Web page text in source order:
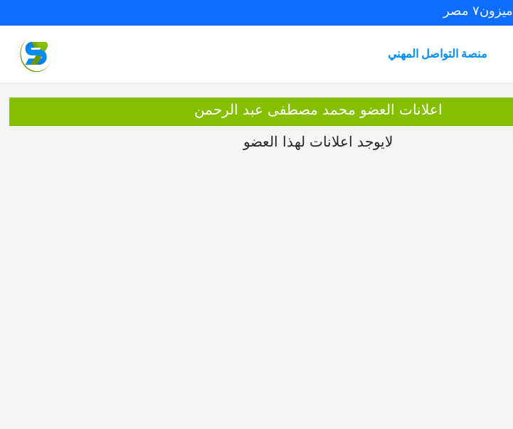
ميزون٧ مصر
منصة التواصل المهني
اعلانات العضو محمد مصطفى عبد الرحمن
لايوجد اعلانات لهذا العضو